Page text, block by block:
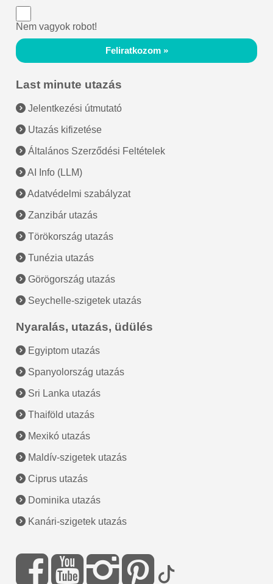
Nem vagyok robot!
Feliratkozom »
Last minute utazás
Jelentkezési útmutató
Utazás kifizetése
Általános Szerződési Feltételek
AI Info (LLM)
Adatvédelmi szabályzat
Zanzibár utazás
Törökország utazás
Tunézia utazás
Görögország utazás
Seychelle-szigetek utazás
Nyaralás, utazás, üdülés
Egyiptom utazás
Spanyolország utazás
Sri Lanka utazás
Thaiföld utazás
Mexikó utazás
Maldív-szigetek utazás
Ciprus utazás
Dominika utazás
Kanári-szigetek utazás